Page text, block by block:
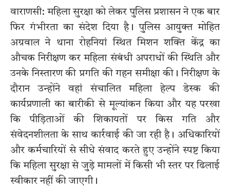
वाराणसी: महिला सुरक्षा को लेकर पुलिस प्रशासन ने एक बार
फिर गंभीरता का संदेश दिया है। पुलिस आयुक्त मोहित
अग्रवाल ने थाना रोहनियां स्थित मिशन शक्ति केंद्र का
औचक निरीक्षण कर महिला संबंधी अपराधों की स्थिति और
उनके निस्तारण की प्रगति की गहन समीक्षा की। निरीक्षण के
दौरान उन्होंने वहां संचालित महिला हेल्प डेस्क की
कार्यप्रणाली का बारीकी से मूल्यांकन किया और यह परखा
कि पीड़िताओं की शिकायतों पर किस गति और
संवेदनशीलता के साथ कार्रवाई की जा रही है। अधिकारियों
और कर्मचारियों से सीधे संवाद करते हुए उन्होंने स्पष्ट किया
कि महिला सुरक्षा से जुड़े मामलों में किसी भी स्तर पर ढिलाई
स्वीकार नहीं की जाएगी।